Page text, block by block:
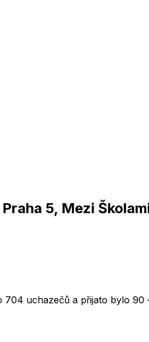
5, Mezi
uchazečů a přijato bylo